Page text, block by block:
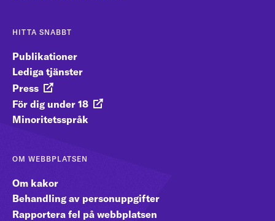
HITTA SNABBT
Publikationer
Lediga tjänster
Press
För dig under 18
Minoritetsspråk
OM WEBBPLATSEN
Om kakor
Behandling av personuppgifter
Rapportera fel på webbplatsen